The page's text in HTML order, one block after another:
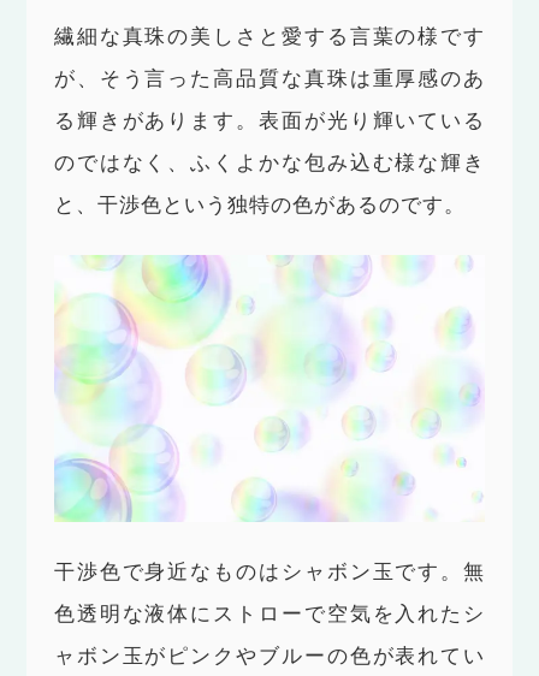
繊細な真珠の美しさと愛する言葉の様です
が、そう言った高品質な真珠は重厚感のあ
る輝きがあります。表面が光り輝いている
のではなく、ふくよかな包み込む様な輝き
と、干渉色という独特の色があるのです。
干渉色で身近なものはシャボン玉です。無
色透明な液体にストローで空気を入れたシ
ャボン玉がピンクやブルーの色が表れてい